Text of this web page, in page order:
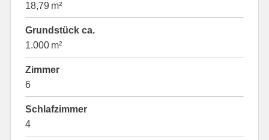
18,79 m²
Grund­stück ca.
1.000 m²
Zimmer
6
Schlafzimmer
4